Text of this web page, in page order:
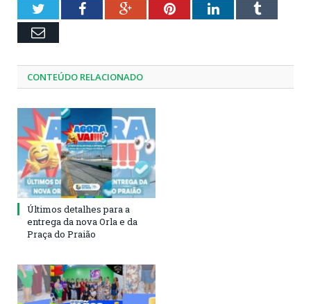
TwitterFacebookGoogle+PinterestLinkedInTumblr
Email
CONTEÚDO RELACIONADO
Últimos detalhes para a
entrega da nova Orla e da
Praça do Praião